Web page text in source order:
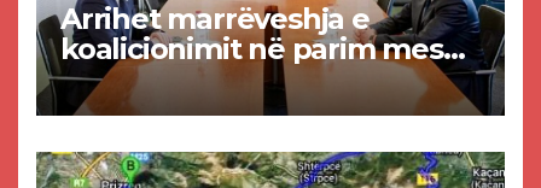
Arrihet marrëveshja e
koalicionimit në parim mes
Kurtit dhe Abdixhikut